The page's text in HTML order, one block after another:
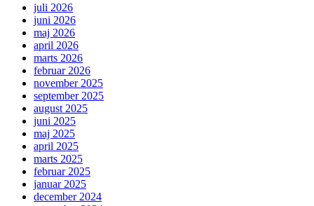
juli 2026
juni 2026
maj 2026
april 2026
marts 2026
februar 2026
november 2025
september 2025
august 2025
juni 2025
maj 2025
april 2025
marts 2025
februar 2025
januar 2025
december 2024